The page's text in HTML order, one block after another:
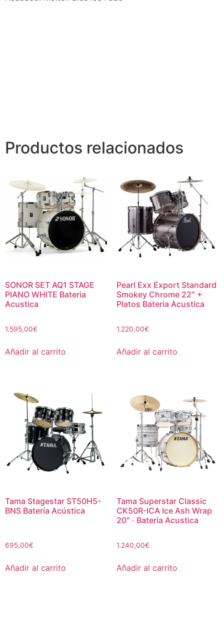
Productos relacionados
SONOR SET AQ1 STAGE
PIANO WHITE Bateria
Acustica
1.595,00€
Añadir al carrito
Pearl Exx Export Standard
Smokey Chrome 22″ +
Platos Bateria Acustica
1.220,00€
Añadir al carrito
Tama Stagestar ST50H5-
BNS Batería Acústica
695,00€
Añadir al carrito
Tama Superstar Classic
CK50R-ICA Ice Ash Wrap
20″ · Batería Acustica
1.240,00€
Añadir al carrito